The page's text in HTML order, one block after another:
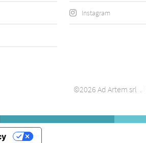
Instagram
©2026 Ad Artem srl